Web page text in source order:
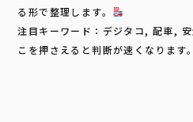
る形で整理します。
注目キーワード：デジタコ, 配車,
こを押さえると判断が速くなります。